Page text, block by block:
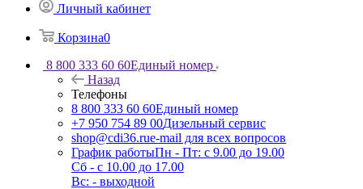
Личный кабинет
Корзина0
8 800 333 60 60Единый номер
Назад
Телефоны
8 800 333 60 60Единый номер
+7 950 754 89 00Дизельный сервис
shop@cdi36.rue-mail для всех вопросов
График работыПн - Пт: с 9.00 до 19.00
Сб - с 10.00 до 17.00
Вс: - выходной